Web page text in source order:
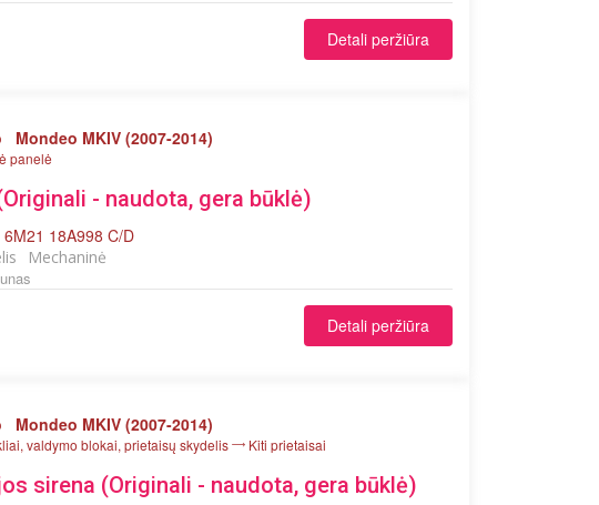
Detali peržiūra
Mondeo MKIV (2007-2014)
panelė
- naudota, gera būklė)
6M21 18A998 C/D
Mechaninė
Detali peržiūra
Mondeo MKIV (2007-2014)
valdymo blokai, prietaisų skydelis Kiti prietaisai
sirena (Originali - naudota, gera būklė)